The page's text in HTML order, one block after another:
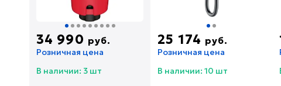
34 990 руб.
Розничная цена
В наличии: 3 шт
25 174 руб.
Розничная цена
В наличии: 10 шт